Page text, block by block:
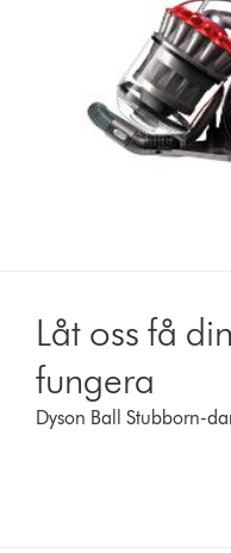
Låt oss få
fungera
Dyson Ball Stubborn-